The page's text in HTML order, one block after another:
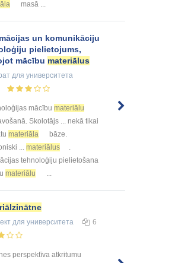
masā ...
un komunikāciju
pielietojums,
mācību materiālus
для университета
mācību materiālu
Skolotājs ... nekā tikai
materiāla
bāze.
... materiālus
tehnoloģiju pielietošana
materiālu
для университета 6
perspektīva atkritumu